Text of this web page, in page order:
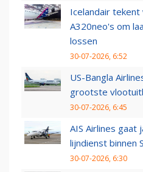
Icelandair
A320neo's om
lossen
30-07-2026, 6:52
US-Bangla
grootste
30-07-2026, 6:45
AIS Airlines gaat
lijndienst binnen
30-07-2026, 6:30